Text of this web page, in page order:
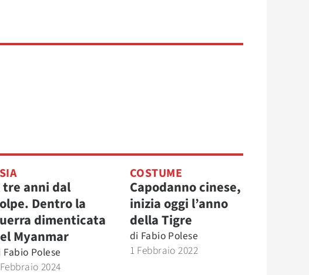
tre anni dal
Dentro la
dimenticata
Myanmar
Fabio Polese
2024
COSTUME
Capodanno cinese,
inizia oggi l’anno
della Tigre
di Fabio Polese
1 Febbraio 2022